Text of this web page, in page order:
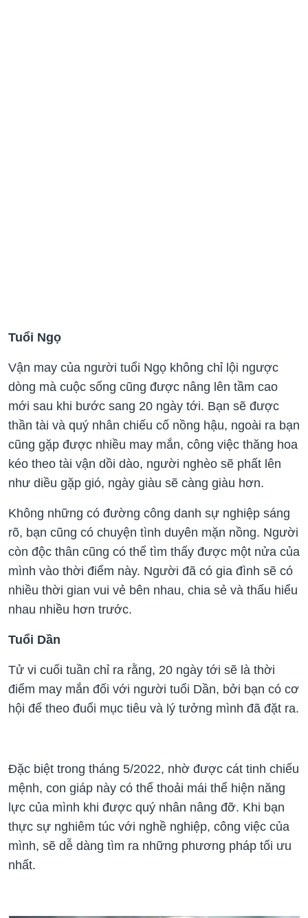
Tuổi Ngọ
Vận may của người tuổi Ngọ không chỉ lội ngược
dòng mà cuộc sống cũng được nâng lên tầm cao
mới sau khi bước sang 20 ngày tới. Bạn sẽ được
thần tài và quý nhân chiếu cố nồng hậu, ngoài ra bạn
cũng gặp được nhiều may mắn, công việc thăng hoa
kéo theo tài vận dồi dào, người nghèo sẽ phất lên
như diều gặp gió, ngày giàu sẽ càng giàu hơn.
Không những có đường công danh sự nghiệp sáng
rõ, bạn cũng có chuyện tình duyên mặn nồng. Người
còn độc thân cũng có thể tìm thấy được một nửa của
mình vào thời điểm này. Người đã có gia đình sẽ có
nhiều thời gian vui vẻ bên nhau, chia sẻ và thấu hiểu
nhau nhiều hơn trước.
Tuổi Dần
Tử vi cuối tuần chỉ ra rằng, 20 ngày tới sẽ là thời
điểm may mắn đối với người tuổi Dần, bởi bạn có cơ
hội để theo đuổi mục tiêu và lý tưởng mình đã đặt ra.
Đặc biệt trong tháng 5/2022, nhờ được cát tinh chiếu
mệnh, con giáp này có thể thoải mái thể hiện năng
lực của mình khi được quý nhân nâng đỡ. Khi bạn
thực sự nghiêm túc với nghề nghiệp, công việc của
mình, sẽ dễ dàng tìm ra những phương pháp tối ưu
nhất.